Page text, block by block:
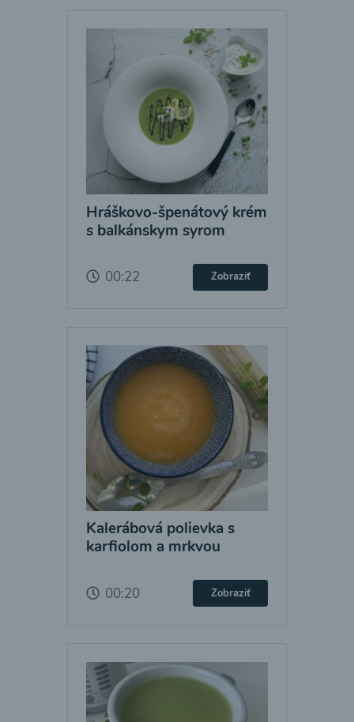
Hráškovo-špenátový krém
s balkánskym syrom
00:22 Zobraziť
Kalerábová polievka s
karfiolom a mrkvou
00:20 Zobraziť